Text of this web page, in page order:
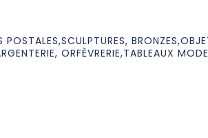
ORFÈVRERIE,TABLEAUX